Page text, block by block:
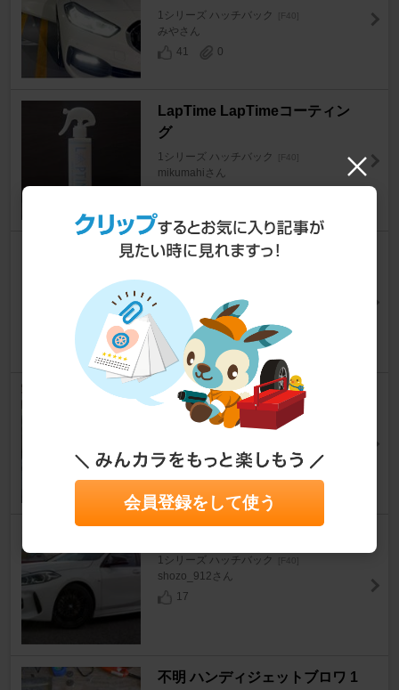
1シリーズ ハッチバック [F40]
みやさん
41
0
LapTime LapTimeコーティン
グ
1シリーズ ハッチバック [F40]
mikumahiさん
LIQUI MOLY TOP TEC 4200 5
1シリーズ ハッチバック
MISANOさん
BRAINTEC AR91(GLOW)グロ
ウゴースト91
アル子さん
1シリーズ ハッチバック
shozo_912さん
17
不明 ハンディジェットブロワ 1
会員登録をして使う